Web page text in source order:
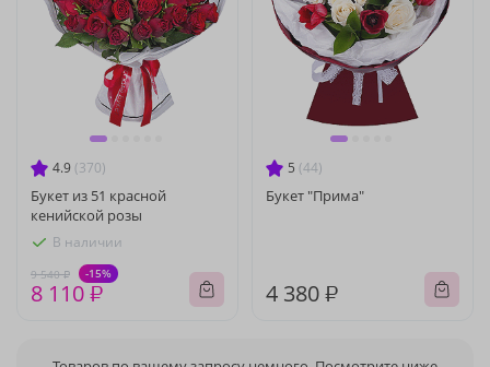
4.9 (370)
Букет из 51 красной
кенийской розы
В наличии
9 540 ₽ -15%
8 110 ₽
5 (44)
Букет "Прима"
4 380 ₽